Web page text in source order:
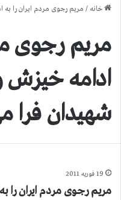
خانه / مریم رجوی مردم ایران را
مریم رجوی
ادامه خیزش
شهیدان فرا
19 فوریه 2011
مریم رجوی مردم ایران را